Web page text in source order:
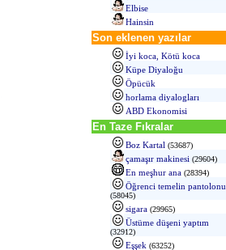
Elbise
Hainsin
Son eklenen yazılar
İyi koca, Kötü koca
Küpe Diyaloğu
Öpücük
horlama diyalogları
ABD Ekonomisi
En Taze Fıkralar
Boz Kartal (53687)
çamaşır makinesi (29604)
En meşhur ana (28394)
Öğrenci temelin pantolonu
(58045)
sigara (29965)
Üstüme düşeni yaptım
(32912)
Eşşek (63252)